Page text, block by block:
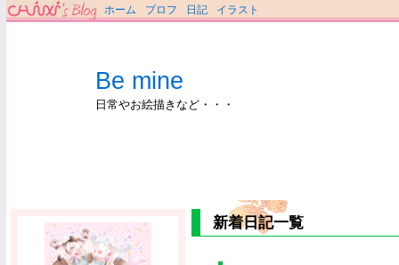
ホーム プロフ 日記 イラスト
Be mine
日常やお絵描きなど・・・
新着日記一覧